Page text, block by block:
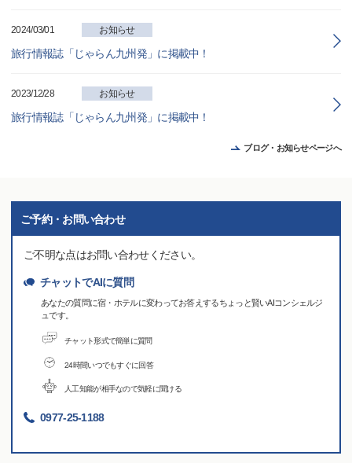
2024/03/01 お知らせ
旅行情報誌「じゃらん九州発」に掲載中！
2023/12/28 お知らせ
旅行情報誌「じゃらん九州発」に掲載中！
ブログ・お知らせページへ
ご予約・お問い合わせ
ご不明な点はお問い合わせください。
チャットでAIに質問
あなたの質問に宿・ホテルに変わってお答えするちょっと賢いAIコンシェルジ
ュです。
チャット形式で簡単に質問
24時間いつでもすぐに回答
人工知能が相手なので気軽に聞ける
0977-25-1188